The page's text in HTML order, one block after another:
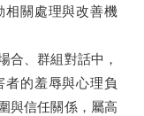
相關處理與改善機
合、群組對話中，
的羞辱與心理負
與信任關係，屬高